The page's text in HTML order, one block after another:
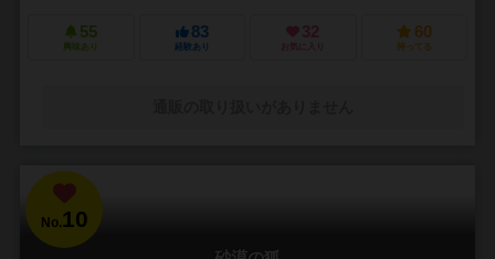
55
興味あり
83
経験あり
32
お気に入り
60
持ってる
No. 10